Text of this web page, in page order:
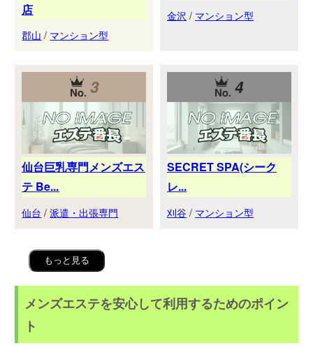
店
郡山 / マンション型
金沢 / マンション型
3
仙台巨乳専門メンズエス
テ Be...
仙台 /派遣・出張専門
4
SECRET SPA(シーク
レ...
刈谷 / マンション型
もっと見る
メンズエステを安心して利用するためのポイン
ト